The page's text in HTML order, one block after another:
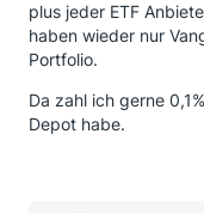
plus jeder ETF
haben wieder nur
Portfolio.
Da zahl ich gerne
Depot habe.